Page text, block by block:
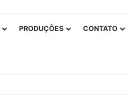
PRODUÇÕES CONTATO